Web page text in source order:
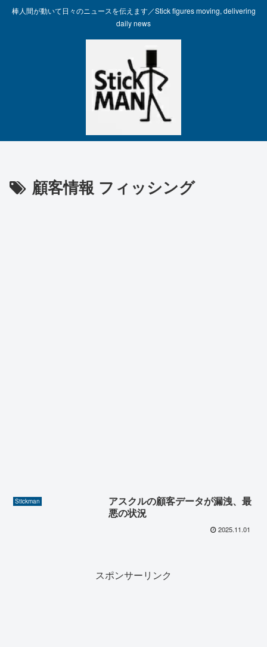
棒人間が動いて日々のニュースを伝えます／Stick figures moving, delivering
daily news
顧客情報 フィッシング
Stickman
アスクルの顧客データが漏洩、最
悪の状況
2025.11.01
スポンサーリンク